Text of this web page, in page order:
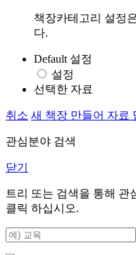
책장카테고리 설정
다.
Default 설정
설정
선택한 자료
취소 새 책장 만들어 자료
관심분야 검색
닫기
트리 또는 검색을 통해 관
클릭 하십시오.